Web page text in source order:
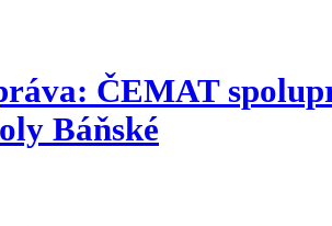
ČEMAT
Báňské